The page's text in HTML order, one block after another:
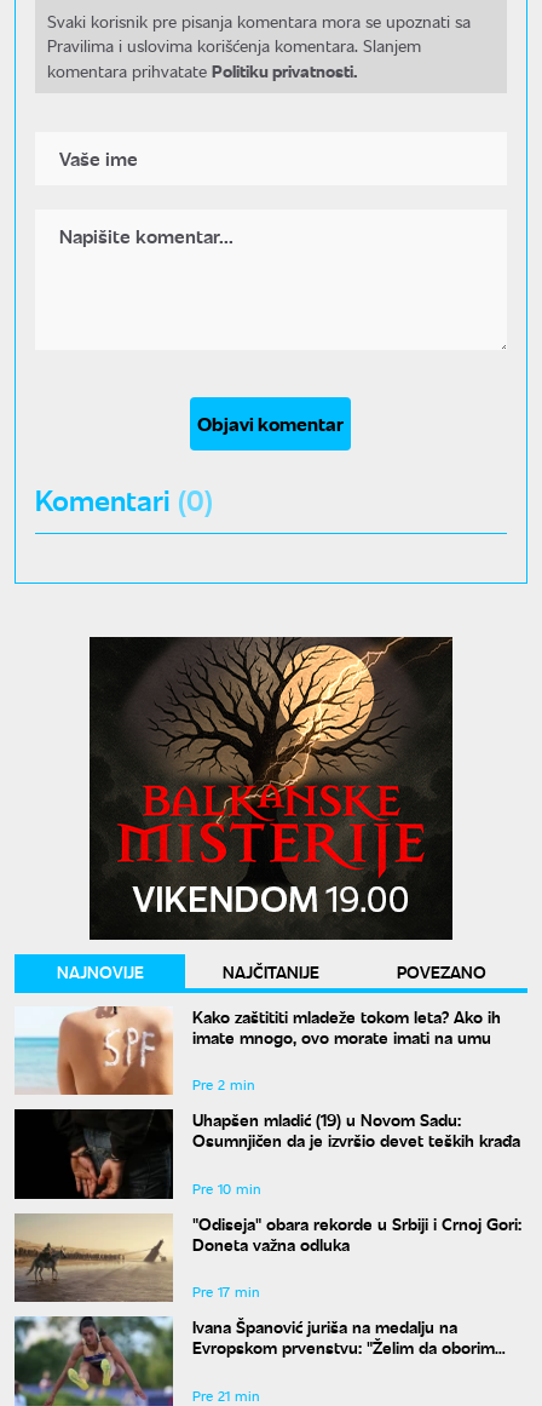
Svaki korisnik pre pisanja komentara mora se upoznati sa
Pravilima i uslovima korišćenja komentara. Slanjem
komentara prihvatate Politiku privatnosti.
Objavi komentar
Komentari (0)
NAJNOVIJE NAJČITANIJE
POVEZANO
Kako zaštititi mladeže tokom leta? Ako ih
imate mnogo, ovo morate imati na umu
Pre 2 min
Uhapšen mladić (19) u Novom Sadu:
Osumnjičen da je izvršio devet teških krađa
Pre 10 min
"Odiseja" obara rekorde u Srbiji i Crnoj Gori:
Doneta važna odluka
Pre 17 min
Ivana Španović juriša na medalju na
Evropskom prvenstvu: "Želim da oborim
Pre 21 min